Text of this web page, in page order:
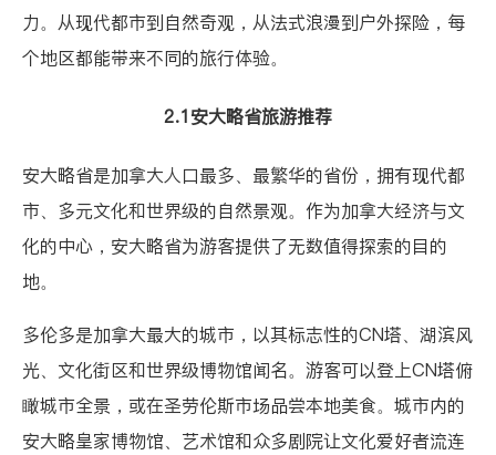
力。从现代都市到自然奇观，从法式浪漫到户外探险，每
个地区都能带来不同的旅行体验。
2.1安大略省旅游推荐
安大略省是加拿大人口最多、最繁华的省份，拥有现代都
市、多元文化和世界级的自然景观。作为加拿大经济与文
化的中心，安大略省为游客提供了无数值得探索的目的
地。
多伦多是加拿大最大的城市，以其标志性的CN塔、湖滨风
光、文化街区和世界级博物馆闻名。游客可以登上CN塔俯
瞰城市全景，或在圣劳伦斯市场品尝本地美食。城市内的
安大略皇家博物馆、艺术馆和众多剧院让文化爱好者流连